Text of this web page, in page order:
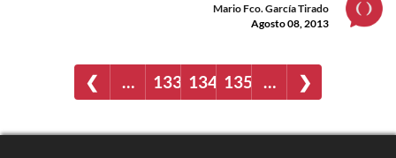
Mario Fco. García Tirado
Agosto 08, 2013
❮ … 133 134 135 … ❯